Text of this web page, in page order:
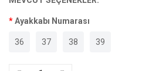
Ayakkabı Numarası
36 37 38 39